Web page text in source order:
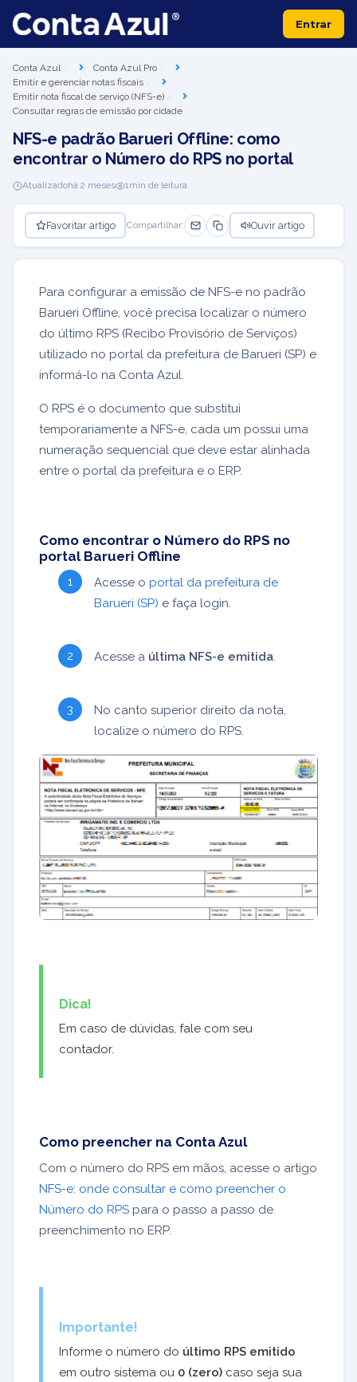
Entrar
Conta Azul
Conta Azul Pro
Emitir e gerenciar notas fiscais
Emitir nota fiscal de serviço (NFS-e)
Consultar regras de emissão por cidade
NFS-e padrão Barueri Offline: como
encontrar o Número do RPS no portal
Atualizadohá 2 meses 1min de leitura
Favoritar artigo Compartilhar: Ouvir artigo
Para configurar a emissão de NFS-e no padrão
Barueri Offline, você precisa localizar o número
do último RPS (Recibo Provisório de Serviços)
utilizado no portal da prefeitura de Barueri (SP) e
informá-lo na Conta Azul.
O RPS é o documento que substitui
temporariamente a NFS-e, cada um possui uma
numeração sequencial que deve estar alinhada
entre o portal da prefeitura e o ERP.
Como encontrar o Número do RPS no
portal Barueri Offline
Acesse o portal da prefeitura de
Barueri (SP) e faça login.
Acesse a última NFS-e emitida.
No canto superior direito da nota,
localize o número do RPS.
Dica!
Em caso de dúvidas, fale com seu
contador.
Como preencher na Conta Azul
Com o número do RPS em mãos, acesse o artigo
NFS-e: onde consultar e como preencher o
Número do RPS para o passo a passo de
preenchimento no ERP.
Importante!
Informe o número do último RPS emitido
em outro sistema ou 0 (zero) caso seja sua